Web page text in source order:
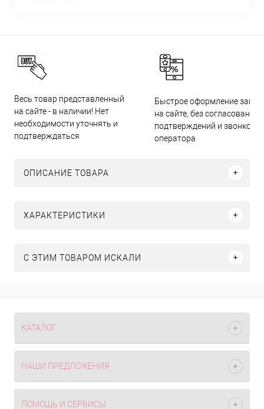
Весь товар представленный
на сайте - в наличии! Нет
необходимости уточнять и
подтверждаться
Быстрое оформление
на сайте, без согласований,
подтверждений и звонков
оператора
ОПИСАНИЕ ТОВАРА
ХАРАКТЕРИСТИКИ
C ЭТИМ ТОВАРОМ ИСКАЛИ
КАТАЛОГ
НАШИ ПРЕДЛОЖЕНИЯ
ПОМОЩЬ И СЕРВИСЫ